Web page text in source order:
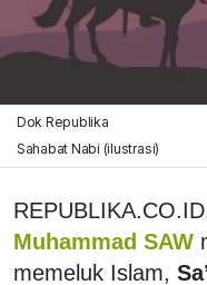
Dok Republika
Sahabat Nabi (ilustrasi)
Muhammad SAW
memeluk Islam,